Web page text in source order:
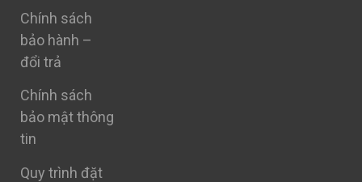
Chính sách
bảo hành –
đổi trả
Chính sách
bảo mật thông
tin
Quy trình đặt